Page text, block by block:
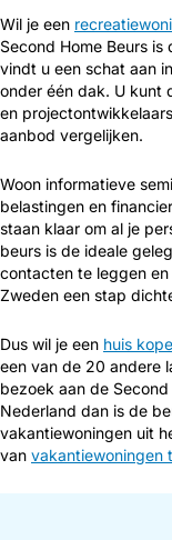
Wil je een
Second Home Beurs
vindt u een schat aan
onder één dak. U kunt
en
aanbod vergelijken.
Woon informatieve
belastingen en
staan klaar om al je
beurs is de ideale
contacten te leggen
Zweden een stap
Dus wil je een huis
een van de 20 andere
bezoek aan de
Nederland dan is de
vakantiewoningen uit
van vakantiewoningen